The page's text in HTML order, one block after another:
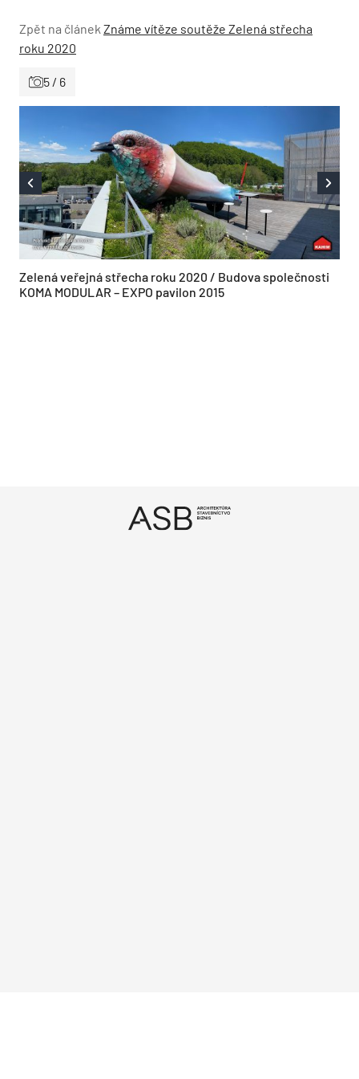
Zpět na článek Známe vítěze soutěže Zelená střecha
roku 2020
5 / 6
Zelená veřejná střecha roku 2020 / Budova společnosti
KOMA MODULAR – EXPO pavilon 2015